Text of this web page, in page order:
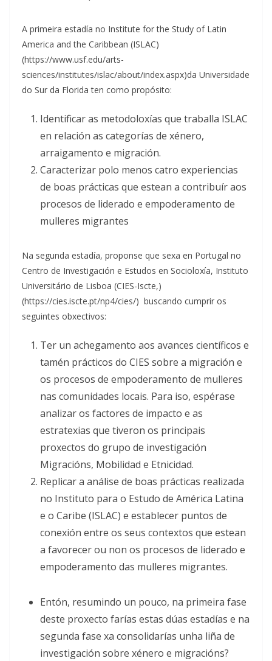
A primeira estadía no Institute for the Study of Latin
America and the Caribbean (ISLAC)
(https://www.usf.edu/arts-
sciences/institutes/islac/about/index.aspx)da Universidade
do Sur da Florida ten como propósito:
Identificar as metodoloxías que traballa ISLAC
en relación as categorías de xénero,
arraigamento e migración.
Caracterizar polo menos catro experiencias
de boas prácticas que estean a contribuír aos
procesos de liderado e empoderamento de
mulleres migrantes
Na segunda estadía, proponse que sexa en Portugal no
Centro de Investigación e Estudos en Socioloxía, Instituto
Universitário de Lisboa (CIES-Iscte,)
(https://cies.iscte.pt/np4/cies/) buscando cumprir os
seguintes obxectivos:
Ter un achegamento aos avances científicos e
tamén prácticos do CIES sobre a migración e
os procesos de empoderamento de mulleres
nas comunidades locais. Para iso, espérase
analizar os factores de impacto e as
estratexias que tiveron os principais
proxectos do grupo de investigación
Migracións, Mobilidad e Etnicidad.
Replicar a análise de boas prácticas realizada
no Instituto para o Estudo de América Latina
e o Caribe (ISLAC) e establecer puntos de
conexión entre os seus contextos que estean
a favorecer ou non os procesos de liderado e
empoderamento das mulleres migrantes.
Entón, resumindo un pouco, na primeira fase
deste proxecto farías estas dúas estadías e na
segunda fase xa consolidarías unha liña de
investigación sobre xénero e migracións?